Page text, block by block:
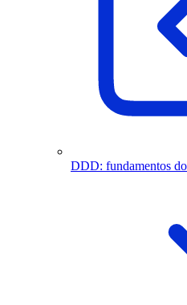
DDD: fundamentos